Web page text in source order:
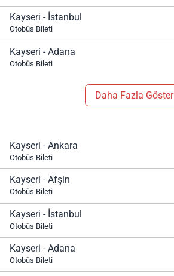
Kayseri - İstanbul
Otobüs Bileti
Kayseri - Adana
Otobüs Bileti
Daha Fazla Göster
Kayseri - Ankara
Otobüs Bileti
Kayseri - Afşin
Otobüs Bileti
Kayseri - İstanbul
Otobüs Bileti
Kayseri - Adana
Otobüs Bileti